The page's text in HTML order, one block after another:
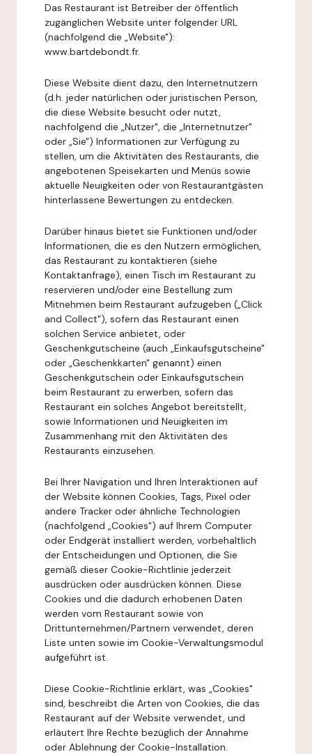
Das Restaurant ist Betreiber der öffentlich
zugänglichen Website unter folgender URL
(nachfolgend die „Website"):
www.bartdebondt.fr.
Diese Website dient dazu, den Internetnutzern
(d.h. jeder natürlichen oder juristischen Person,
die diese Website besucht oder nutzt,
nachfolgend die „Nutzer", die „Internetnutzer"
oder „Sie") Informationen zur Verfügung zu
stellen, um die Aktivitäten des Restaurants, die
angebotenen Speisekarten und Menüs sowie
aktuelle Neuigkeiten oder von Restaurantgästen
hinterlassene Bewertungen zu entdecken.
Darüber hinaus bietet sie Funktionen und/oder
Informationen, die es den Nutzern ermöglichen,
das Restaurant zu kontaktieren (siehe
Kontaktanfrage), einen Tisch im Restaurant zu
reservieren und/oder eine Bestellung zum
Mitnehmen beim Restaurant aufzugeben („Click
and Collect"), sofern das Restaurant einen
solchen Service anbietet, oder
Geschenkgutscheine (auch „Einkaufsgutscheine"
oder „Geschenkkarten" genannt) einen
Geschenkgutschein oder Einkaufsgutschein
beim Restaurant zu erwerben, sofern das
Restaurant ein solches Angebot bereitstellt,
sowie Informationen und Neuigkeiten im
Zusammenhang mit den Aktivitäten des
Restaurants einzusehen.
Bei Ihrer Navigation und Ihren Interaktionen auf
der Website können Cookies, Tags, Pixel oder
andere Tracker oder ähnliche Technologien
(nachfolgend „Cookies") auf Ihrem Computer
oder Endgerät installiert werden, vorbehaltlich
der Entscheidungen und Optionen, die Sie
gemäß dieser Cookie-Richtlinie jederzeit
ausdrücken oder ausdrücken können. Diese
Cookies und die dadurch erhobenen Daten
werden vom Restaurant sowie von
Drittunternehmen/Partnern verwendet, deren
Liste unten sowie im Cookie-Verwaltungsmodul
aufgeführt ist.
Diese Cookie-Richtlinie erklärt, was „Cookies"
sind, beschreibt die Arten von Cookies, die das
Restaurant auf der Website verwendet, und
erläutert Ihre Rechte bezüglich der Annahme
oder Ablehnung der Cookie-Installation.